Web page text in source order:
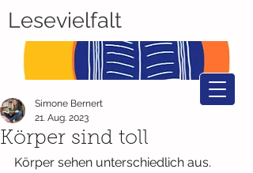
Lesevielfalt
Körper sind toll
Simone Bernert
21. Aug. 2023
Körper sehen unterschiedlich aus.